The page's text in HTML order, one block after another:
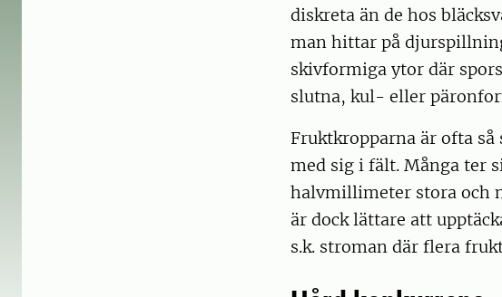
diskreta än de hos
man hittar på
skivformiga ytor där
slutna, kul- eller
Fruktkropparna är ofta så
med sig i fält. Många ter
halvmillimeter stora och
är dock lättare att
s.k. stroman där flera